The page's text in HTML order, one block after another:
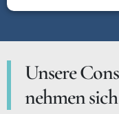
Unsere
nehmen